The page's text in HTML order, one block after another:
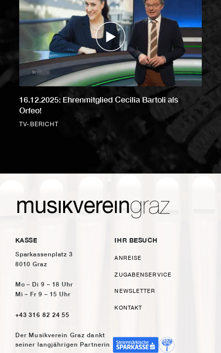
16.12.2025: Ehrenmitglied Cecilia Bartoli als
Orfeo!
TV-BERICHT
KASSE
Sparkassenplatz 3
8010 Graz
Mo – Di 9 – 18 Uhr
Mi – Fr 9 – 15 Uhr
+43 316 82 24 55
IHR BESUCH
ANREISE
ZUGABENSERVICE
NEWSLETTER
KONTAKT
Der Musikverein Graz dankt
seiner langjährigen Partnerin